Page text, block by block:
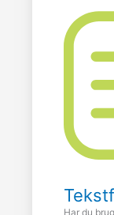
Har du